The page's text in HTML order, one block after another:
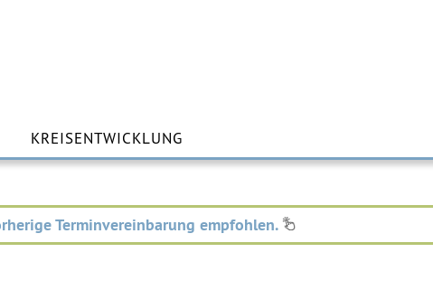
KREISENTWICKLUNG
Terminvereinbarung empfohlen.